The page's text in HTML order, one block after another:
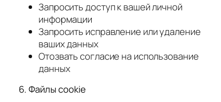
Запросить доступ к вашей личной
информации
Запросить исправление или удаление
ваших данных
Отозвать согласие на использование
данных
6. Файлы cookie